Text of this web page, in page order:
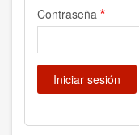
Contraseña